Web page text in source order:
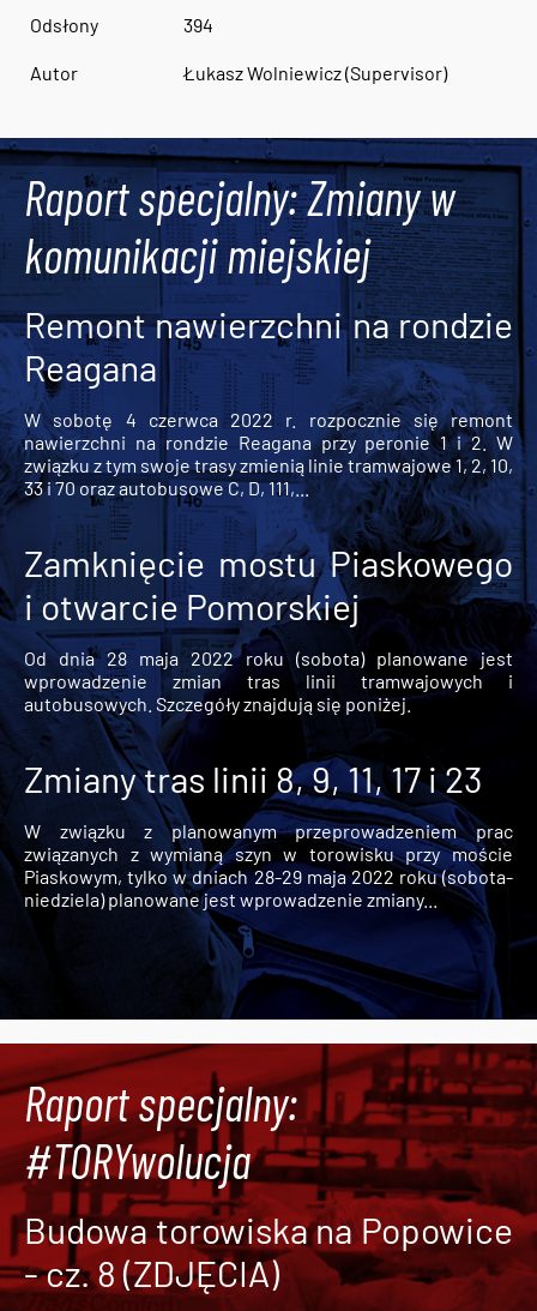
Odsłony 394
Autor Łukasz Wolniewicz (Supervisor)
Raport specjalny: Zmiany w
komunikacji miejskiej
Remont nawierzchni na rondzie
Reagana
W sobotę 4 czerwca 2022 r. rozpocznie się remont
nawierzchni na rondzie Reagana przy peronie 1 i 2. W
związku z tym swoje trasy zmienią linie tramwajowe 1, 2, 10,
33 i 70 oraz autobusowe C, D, 111,...
Zamknięcie mostu Piaskowego
i otwarcie Pomorskiej
Od dnia 28 maja 2022 roku (sobota) planowane jest
wprowadzenie zmian tras linii tramwajowych i
autobusowych. Szczegóły znajdują się poniżej.
Zmiany tras linii 8, 9, 11, 17 i 23
W związku z planowanym przeprowadzeniem prac
związanych z wymianą szyn w torowisku przy moście
Piaskowym, tylko w dniach 28-29 maja 2022 roku (sobota-
niedziela) planowane jest wprowadzenie zmiany...
Raport specjalny:
#TORYwolucja
Budowa torowiska na Popowice
- cz. 8 (ZDJĘCIA)